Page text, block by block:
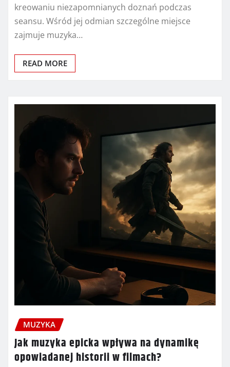
kreowaniu niezapomnianych doznań podczas
seansu. Wśród jej odmian szczególne miejsce
zajmuje muzyka…
READ MORE
MUZYKA
Jak muzyka epicka wpływa na dynamikę
opowiadanej historii w filmach?